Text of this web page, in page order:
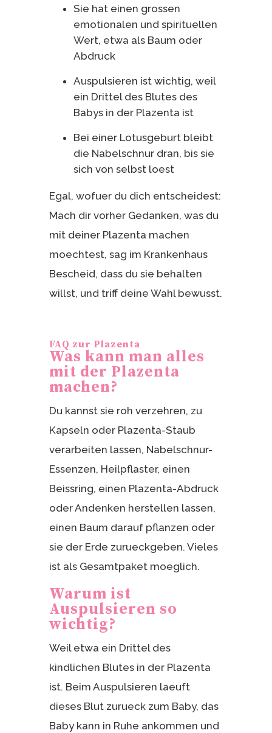
Sie hat einen grossen
emotionalen und spirituellen
Wert, etwa als Baum oder
Abdruck
Auspulsieren ist wichtig, weil
ein Drittel des Blutes des
Babys in der Plazenta ist
Bei einer Lotusgeburt bleibt
die Nabelschnur dran, bis sie
sich von selbst loest
Egal, wofuer du dich entscheidest:
Mach dir vorher Gedanken, was du
mit deiner Plazenta machen
moechtest, sag im Krankenhaus
Bescheid, dass du sie behalten
willst, und triff deine Wahl bewusst.
FAQ zur Plazenta
Was kann man alles
mit der Plazenta
machen?
Du kannst sie roh verzehren, zu
Kapseln oder Plazenta-Staub
verarbeiten lassen, Nabelschnur-
Essenzen, Heilpflaster, einen
Beissring, einen Plazenta-Abdruck
oder Andenken herstellen lassen,
einen Baum darauf pflanzen oder
sie der Erde zurueckgeben. Vieles
ist als Gesamtpaket moeglich.
Warum ist
Auspulsieren so
wichtig?
Weil etwa ein Drittel des
kindlichen Blutes in der Plazenta
ist. Beim Auspulsieren laeuft
dieses Blut zurueck zum Baby, das
Baby kann in Ruhe ankommen und